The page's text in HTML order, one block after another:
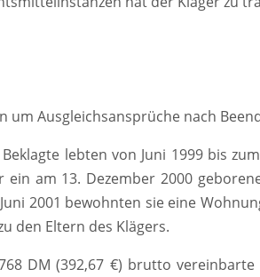
um Ausgleichsansprüche nach
lebten von Juni 1999 bis
ein am 13. Dezember 2000
2001 bewohnten sie eine
den Eltern des Klägers.
DM (392,67 €) brutto